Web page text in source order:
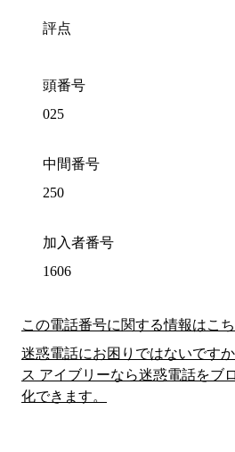
評点
頭番号
025
中間番号
250
加入者番号
1606
この電話番号に関する情報はこ
迷惑電話にお困りではないです
ス アイブリーなら迷惑電話をブ
化できます。